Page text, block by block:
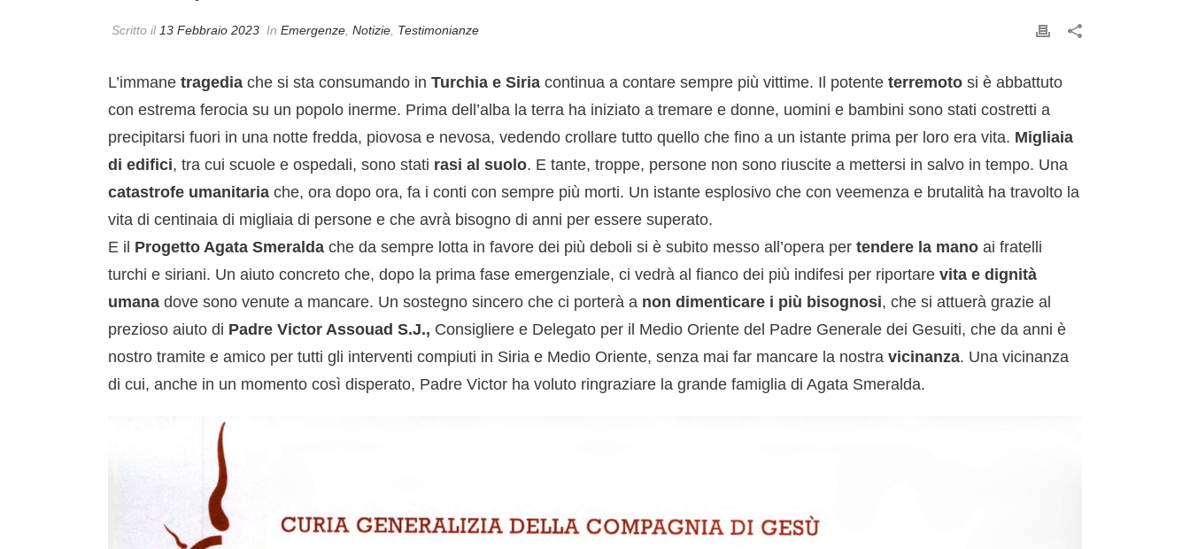
Scritto il 13 Febbraio 2023 In Emergenze Notizie Testimonianze
L’immane tragedia che si sta consumando in Turchia e Siria continua a contare sempre più vittime. Il potente terremoto si è abbattuto
con estrema ferocia su un popolo inerme. Prima dell’alba la terra ha iniziato a tremare e donne, uomini e bambini sono stati costretti a
precipitarsi fuori in una notte fredda, piovosa e nevosa, vedendo crollare tutto quello che fino a un istante prima per loro era vita. Migliaia
di edifici, tra cui scuole e ospedali, sono stati rasi al suolo. E tante, troppe, persone non sono riuscite a mettersi in salvo in tempo. Una
catastrofe umanitaria che, ora dopo ora, fa i conti con sempre più morti. Un istante esplosivo che con veemenza e brutalità ha travolto la
vita di centinaia di migliaia di persone e che avrà bisogno di anni per essere superato.
E il Progetto Agata Smeralda che da sempre lotta in favore dei più deboli si è subito messo all’opera per tendere la mano ai fratelli
turchi e siriani. Un aiuto concreto che, dopo la prima fase emergenziale, ci vedrà al fianco dei più indifesi per riportare vita e dignità
umana dove sono venute a mancare. Un sostegno sincero che ci porterà a non dimenticare i più bisognosi, che si attuerà grazie al
prezioso aiuto di Padre Victor Assouad S.J., Consigliere e Delegato per il Medio Oriente del Padre Generale dei Gesuiti, che da anni è
nostro tramite e amico per tutti gli interventi compiuti in Siria e Medio Oriente, senza mai far mancare la nostra vicinanza. Una vicinanza
di cui, anche in un momento così disperato, Padre Victor ha voluto ringraziare la grande famiglia di Agata Smeralda.